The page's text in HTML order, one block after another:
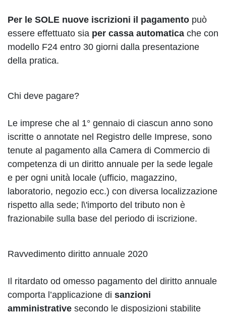
Per le SOLE nuove iscrizioni il pagamento può
essere effettuato sia per cassa automatica che con
modello F24 entro 30 giorni dalla presentazione
della pratica.
Chi deve pagare?
Le imprese che al 1° gennaio di ciascun anno sono
iscritte o annotate nel Registro delle Imprese, sono
tenute al pagamento alla Camera di Commercio di
competenza di un diritto annuale per la sede legale
e per ogni unità locale (ufficio, magazzino,
laboratorio, negozio ecc.) con diversa localizzazione
rispetto alla sede; l\'importo del tributo non è
frazionabile sulla base del periodo di iscrizione.
Ravvedimento diritto annuale 2020
Il ritardato od omesso pagamento del diritto annuale
comporta l’applicazione di sanzioni
amministrative secondo le disposizioni stabilite